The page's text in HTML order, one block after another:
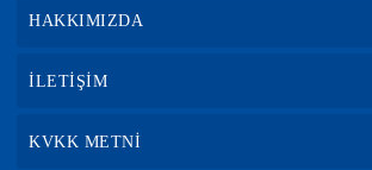
HAKKIMIZDA
İLETİŞİM
KVKK METNİ